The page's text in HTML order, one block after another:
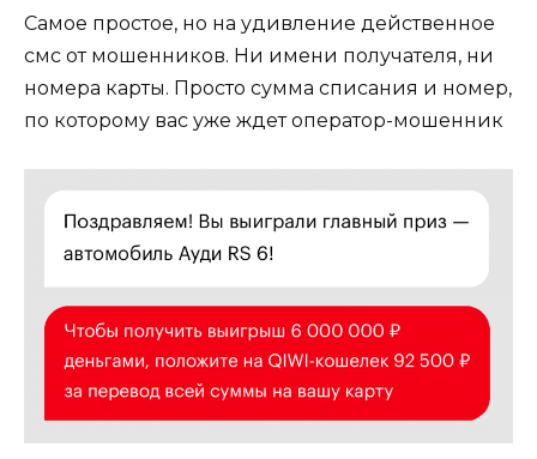
Самое простое, но на удивление действенное
смс от мошенников. Ни имени получателя, ни
номера карты. Просто сумма списания и номер,
по которому вас уже ждет оператор-мошенник